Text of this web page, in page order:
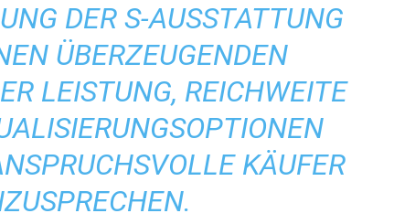
DER S-AUSSTATTUNG
ÜBERZEUGENDEN
LEISTUNG, REICHWEITE
KÄUFER